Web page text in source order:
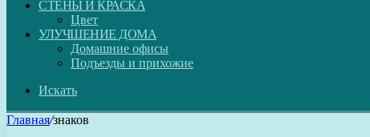
СТЕНЫ И КРАСКА
Цвет
УЛУЧШЕНИЕ ДОМА
Домашние офисы
Подъезды и прихожие
Искать
Главная/знаков